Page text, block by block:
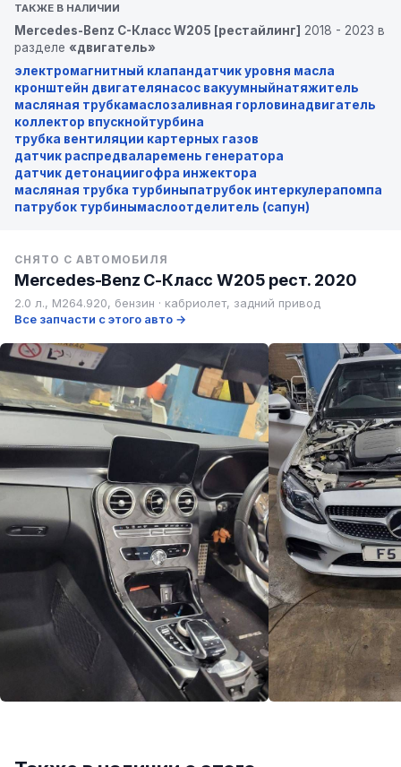
ТАКЖЕ В НАЛИЧИИ
Mercedes-Benz C-Класс W205 [рестайлинг] 2018 - 2023 в
разделе «двигатель»
электромагнитный клапандатчик уровня масла
кронштейн двигателянасос вакуумныйнатяжитель
масляная трубкамаслозаливная горловинадвигатель
коллектор впускнойтурбина
трубка вентиляции картерных газов
датчик распредваларемень генератора
датчик детонациигофра инжектора
масляная трубка турбиныпатрубок интеркулерапомпа
патрубок турбинымаслоотделитель (сапун)
СНЯТО С АВТОМОБИЛЯ
Mercedes-Benz C-Класс W205 рест. 2020
2.0 л., M264.920, бензин · кабриолет, задний привод
Все запчасти с этого авто →